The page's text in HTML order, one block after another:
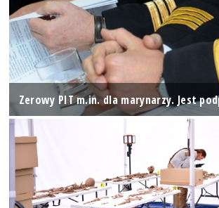
Zerowy PIT m.in. dla marynarzy. Jest